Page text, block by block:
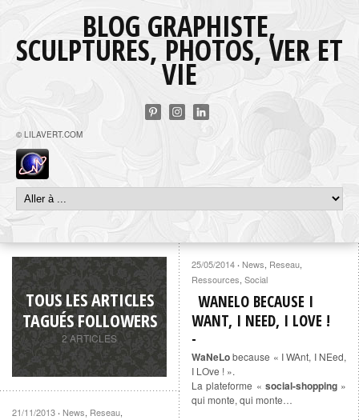
BLOG GRAPHISTE,
SCULPTURES, PHOTOS, VER ET
VIE
© LILAVERT.COM
TOUS LES ARTICLES
TAGUÉS FOLLOWERS
2 ARTICLES
25/05/2014 · News, Reseau,
Ressources, Social
WANELO BECAUSE I
WANT, I NEED, I LOVE !
WaNeLobecause « I WAnt, I NEed,
I LOve ! ».
La plateforme « social-shopping»
qui monte, qui monte…
21/11/2013 · News, Reseau,